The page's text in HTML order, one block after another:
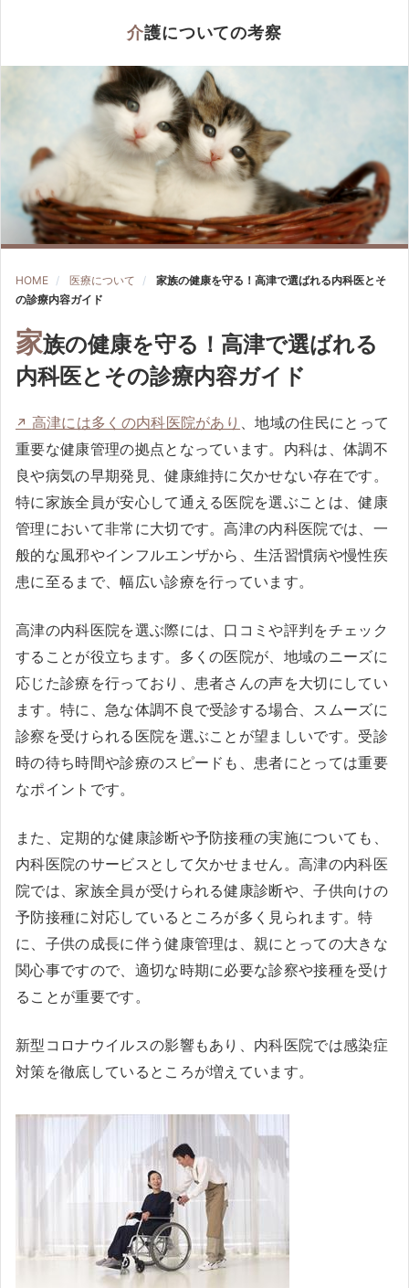
介護についての考察
HOME 医療について
家族の健康を守る！高津で選ばれる内科医とそ
の診療内容ガイド
家族の健康を守る！高津で選ばれる
内科医とその診療内容ガイド
高津には多くの内科医院があり 、地域の住民にとって
重要な健康管理の拠点となっています。内科は、体調不
良や病気の早期発見、健康維持に欠かせない存在です。
特に家族全員が安心して通える医院を選ぶことは、健康
管理において非常に大切です。高津の内科医院では、一
般的な風邪やインフルエンザから、生活習慣病や慢性疾
患に至るまで、幅広い診療を行っています。
高津の内科医院を選ぶ際には、口コミや評判をチェック
することが役立ちます。多くの医院が、地域のニーズに
応じた診療を行っており、患者さんの声を大切にしてい
ます。特に、急な体調不良で受診する場合、スムーズに
診察を受けられる医院を選ぶことが望ましいです。受診
時の待ち時間や診療のスピードも、患者にとっては重要
なポイントです。
また、定期的な健康診断や予防接種の実施についても、
内科医院のサービスとして欠かせません。高津の内科医
院では、家族全員が受けられる健康診断や、子供向けの
予防接種に対応しているところが多く見られます。特
に、子供の成長に伴う健康管理は、親にとっての大きな
関心事ですので、適切な時期に必要な診察や接種を受け
ることが重要です。
新型コロナウイルスの影響もあり、内科医院では感染症
対策を徹底しているところが増えています。